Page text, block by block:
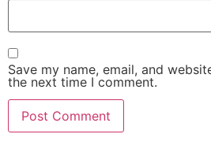
Save my name, email, and
the next time I comment.